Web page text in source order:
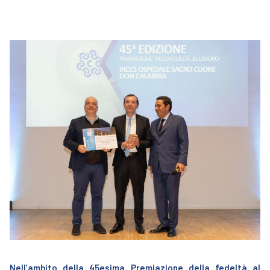
Nell’ambito della 45esima Premiazione della fedeltà al